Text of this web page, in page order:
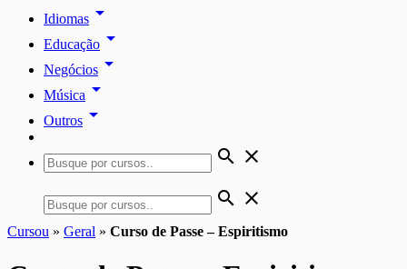
Idiomas arrow_drop_down
Educação arrow_drop_down
Negócios arrow_drop_down
Música arrow_drop_down
Outros arrow_drop_down
search close
search close
Cursou » Geral » Curso de Passe – Espiritismo